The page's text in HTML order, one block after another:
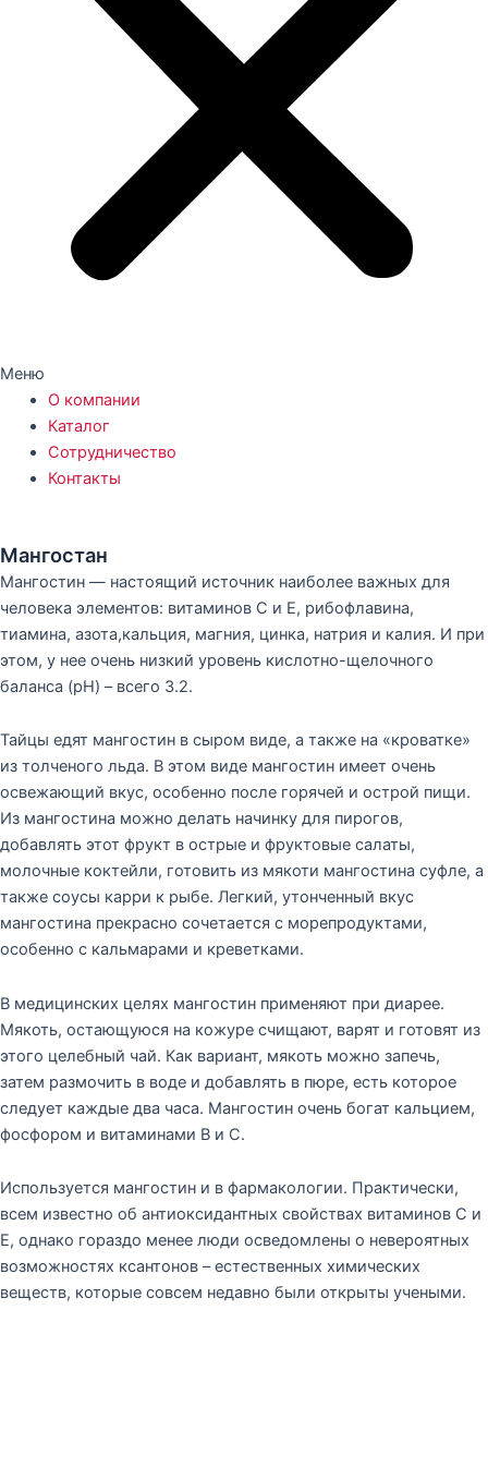
Меню
О компании
Каталог
Сотрудничество
Контакты
Мангостан
Мангостин — настоящий источник наиболее важных для
человека элементов: витаминов С и Е, рибофлавина,
тиамина, азота,кальция, магния, цинка, натрия и калия. И при
этом, у нее очень низкий уровень кислотно-щелочного
баланса (pH) – всего 3.2.
Тайцы едят мангостин в сыром виде, а также на «кроватке»
из толченого льда. В этом виде мангостин имеет очень
освежающий вкус, особенно после горячей и острой пищи.
Из мангостина можно делать начинку для пирогов,
добавлять этот фрукт в острые и фруктовые салаты,
молочные коктейли, готовить из мякоти мангостина суфле, а
также соусы карри к рыбе. Легкий, утонченный вкус
мангостина прекрасно сочетается с морепродуктами,
особенно с кальмарами и креветками.
В медицинских целях мангостин применяют при диарее.
Мякоть, остающуюся на кожуре счищают, варят и готовят из
этого целебный чай. Как вариант, мякоть можно запечь,
затем размочить в воде и добавлять в пюре, есть которое
следует каждые два часа. Мангостин очень богат кальцием,
фосфором и витаминами B и C.
Используется мангостин и в фармакологии. Практически,
всем известно об антиоксидантных свойствах витаминов С и
Е, однако гораздо менее люди осведомлены о невероятных
возможностях ксантонов – естественных химических
веществ, которые совсем недавно были открыты учеными.